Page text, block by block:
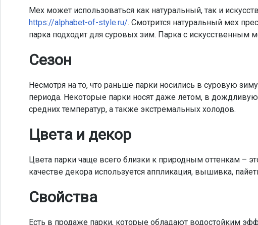
Мех может использоваться как натуральный, так и
https://alphabet-of-style.ru/. Смотрится натуральный мех
парка подходит для суровых зим. Парка с искусственным
Сезон
Несмотря на то, что раньше парки носились в суровую
периода. Некоторые парки носят даже летом, в
средних температур, а также экстремальных холодов.
Цвета и декор
Цвета парки чаще всего близки к природным оттенкам –
качестве декора используется аппликация, вышивка,
Свойства
Есть в продаже парки, которые обладают водостойким